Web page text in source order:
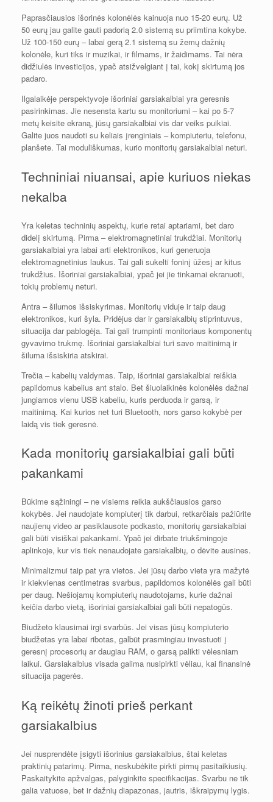
Paprasčiausios išorinės kolonėlės kainuoja nuo 15-20 eurų. Už
50 eurų jau galite gauti padorią 2.0 sistemą su priimtina kokybe.
Už 100-150 eurų – labai gerą 2.1 sistemą su žemų dažnių
kolonėle, kuri tiks ir muzikai, ir filmams, ir žaidimams. Tai nėra
didžiulės investicijos, ypač atsižvelgiant į tai, kokį skirtumą jos
padaro.
Ilgalaikėje perspektyvoje išoriniai garsiakalbiai yra geresnis
pasirinkimas. Jie nesensta kartu su monitoriumi – kai po 5-7
metų keisite ekraną, jūsų garsiakalbiai vis dar veiks puikiai.
Galite juos naudoti su keliais įrenginiais – kompiuteriu, telefonu,
planšete. Tai moduliškumas, kurio monitorių garsiakalbiai neturi.
Techniniai niuansai, apie kuriuos niekas
nekalba
Yra keletas techninių aspektų, kurie retai aptariami, bet daro
didelį skirtumą. Pirma – elektromagnetiniai trukdžiai. Monitorių
garsiakalbiai yra labai arti elektronikos, kuri generuoja
elektromagnetinius laukus. Tai gali sukelti foninį ūžesį ar kitus
trukdžius. Išoriniai garsiakalbiai, ypač jei jie tinkamai ekranuoti,
tokių problemų neturi.
Antra – šilumos išsiskyrimas. Monitorių viduje ir taip daug
elektronikos, kuri šyla. Pridėjus dar ir garsiakalbių stiprintuvus,
situacija dar pablogėja. Tai gali trumpinti monitoriaus komponentų
gyvavimo trukmę. Išoriniai garsiakalbiai turi savo maitinimą ir
šiluma išsiskiria atskirai.
Trečia – kabelių valdymas. Taip, išoriniai garsiakalbiai reiškia
papildomus kabelius ant stalo. Bet šiuolaikinės kolonėlės dažnai
jungiamos vienu USB kabeliu, kuris perduoda ir garsą, ir
maitinimą. Kai kurios net turi Bluetooth, nors garso kokybė per
laidą vis tiek geresnė.
Kada monitorių garsiakalbiai gali būti
pakankami
Būkime sąžiningi – ne visiems reikia aukščiausios garso
kokybės. Jei naudojate kompiuterį tik darbui, retkarčiais pažiūrite
naujienų video ar pasiklausote podkasto, monitorių garsiakalbiai
gali būti visiškai pakankami. Ypač jei dirbate triukšmingoje
aplinkoje, kur vis tiek nenaudojate garsiakalbių, o dėvite ausines.
Minimalizmui taip pat yra vietos. Jei jūsų darbo vieta yra mažytė
ir kiekvienas centimetras svarbus, papildomos kolonėlės gali būti
per daug. Nešiojamų kompiuterių naudotojams, kurie dažnai
keičia darbo vietą, išoriniai garsiakalbiai gali būti nepatogūs.
Biudžeto klausimai irgi svarbūs. Jei visas jūsų kompiuterio
biudžetas yra labai ribotas, galbūt prasmingiau investuoti į
geresnį procesorių ar daugiau RAM, o garsą palikti vėlesniam
laikui. Garsiakalbius visada galima nusipirkti vėliau, kai finansinė
situacija pagerės.
Ką reikėtų žinoti prieš perkant
garsiakalbius
Jei nusprendėte įsigyti išorinius garsiakalbius, štai keletas
praktinių patarimų. Pirma, neskubėkite pirkti pirmų pasitaikiusių.
Paskaitykite apžvalgas, palyginkite specifikacijas. Svarbu ne tik
galia vatuose, bet ir dažnių diapazonas, jautris, iškraipymų lygis.